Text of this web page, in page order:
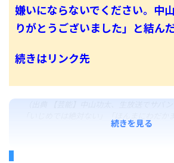
嫌いにならないでください。中
りがとうございました」と結んだ
続きはリンク先
（出典 【芸能】中山功太、生放送でサバ
「いじめでは絶対ない」「ほんまにわだか
続きを見る